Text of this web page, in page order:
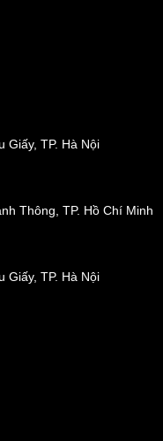
Giấy, TP. Hà Nội
Thông, TP. Hồ Chí Minh
Giấy, TP. Hà Nội